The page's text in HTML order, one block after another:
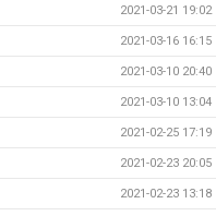
2021-03-21 19:02
2021-03-16 16:15
2021-03-10 20:40
2021-03-10 13:04
2021-02-25 17:19
2021-02-23 20:05
2021-02-23 13:18